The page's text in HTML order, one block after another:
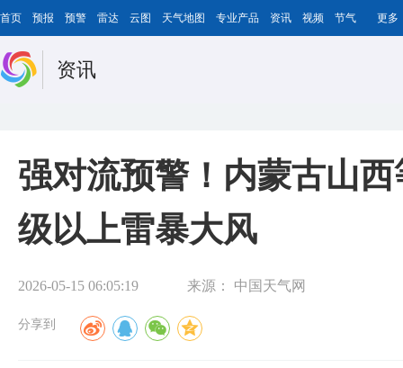
首页 预报 预警 雷达 云图 天气地图 专业产品 资讯 视频 节气 更多
资讯
强对流预警！内蒙古山
级以上雷暴大风
2026-05-15 06:05:19 来源： 中国天气网
分享到